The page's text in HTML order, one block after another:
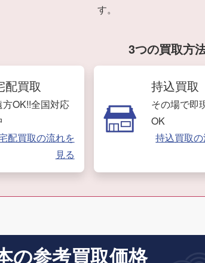
す。
3つの買取方
配買取
方OK!!全国対応
配買取の流れを
見る
持込買取
その場で即
OK
持込買取
の参考買取価格